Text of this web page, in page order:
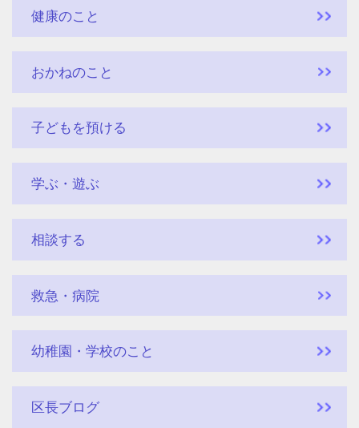
健康のこと
おかねのこと
子どもを預ける
学ぶ・遊ぶ
相談する
救急・病院
幼稚園・学校のこと
区長ブログ